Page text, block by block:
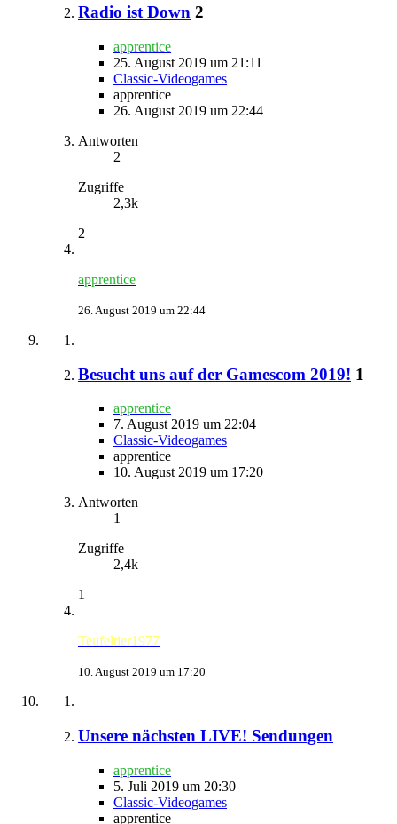
Radio ist Down 2
apprentice
25. August 2019 um 21:11
Classic-Videogames
apprentice
26. August 2019 um 22:44
Antworten
2
Zugriffe
2,3k
2
apprentice
26. August 2019 um 22:44
Besucht uns auf der Gamescom 2019! 1
apprentice
7. August 2019 um 22:04
Classic-Videogames
apprentice
10. August 2019 um 17:20
Antworten
1
Zugriffe
2,4k
1
Teufeltier1977
10. August 2019 um 17:20
Unsere nächsten LIVE! Sendungen
apprentice
5. Juli 2019 um 20:30
Classic-Videogames
apprentice